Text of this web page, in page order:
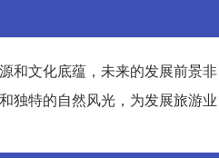
和文化底蕴，未来的发展前景非
独特的自然风光，为发展旅游业